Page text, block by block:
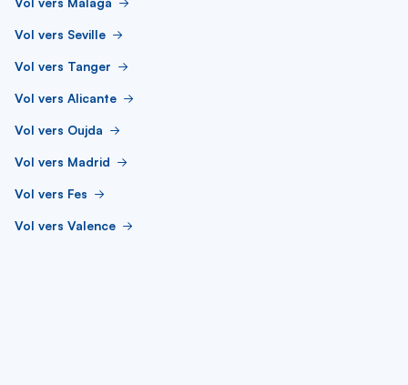
Vol vers Seville
Vol vers Tanger
Vol vers Alicante
Vol vers Oujda
Vol vers Madrid
Vol vers Fes
Vol vers Valence